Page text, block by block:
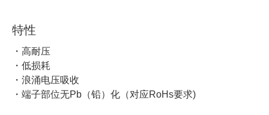
特性
・高耐压
・低损耗
・浪涌电压吸收
・端子部位无Pb（铅）化（对应RoHs要求)